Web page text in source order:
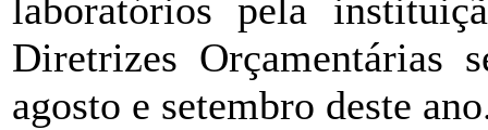
laboratórios pela
Diretrizes Orçamentárias
agosto e setembro deste